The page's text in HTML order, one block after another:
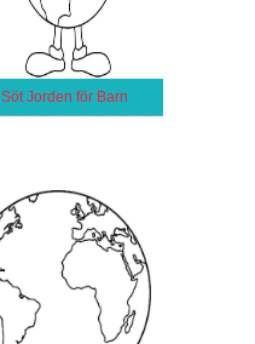
Söt Jorden för Barn